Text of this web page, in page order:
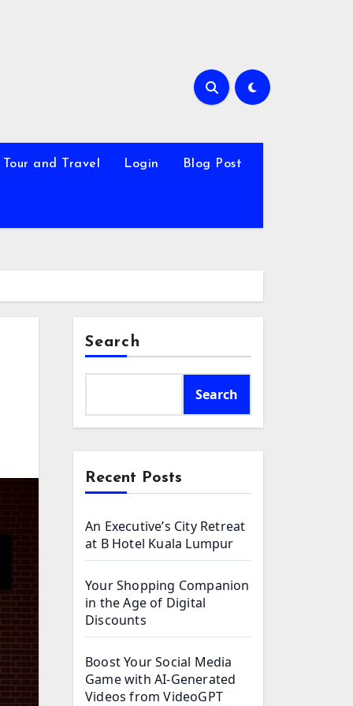
Tour and Travel Login Blog Post
Search
Search
Recent Posts
An Executive’s City Retreat
at B Hotel Kuala Lumpur
Your Shopping Companion
in the Age of Digital
Discounts
Boost Your Social Media
Game with AI-Generated
Videos from VideoGPT